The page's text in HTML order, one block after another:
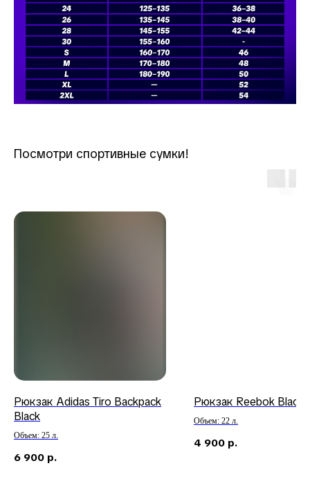
Посмотри спортивные сумки!
Рюкзак Adidas Tiro Backpack
Black
Объем: 25 л.
6 900 р.
Рюкзак Reebok Black
Объем: 22 л.
4 900 р.